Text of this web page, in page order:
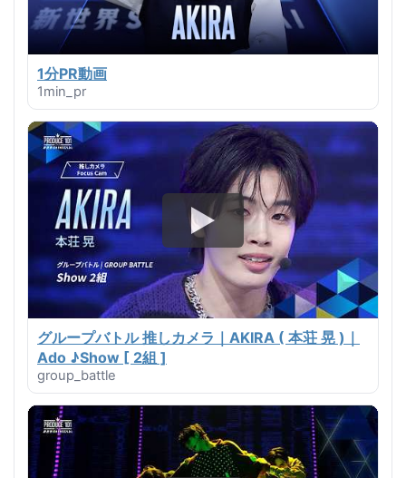
1分PR動画
1min_pr
グループバトル 推しカメラ｜AKIRA ( 本荘 晃 )｜
Ado ♪Show [ 2組 ]
group_battle